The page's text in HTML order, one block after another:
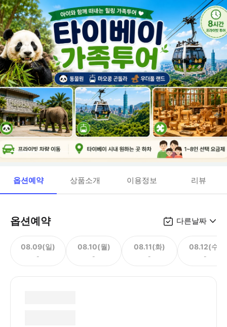
옵션예약 상품소개 이용정보 리뷰
옵션예약 다른날짜
08.09(일)
-
08.10(월)
-
08.11(화)
-
08.12(수)
-